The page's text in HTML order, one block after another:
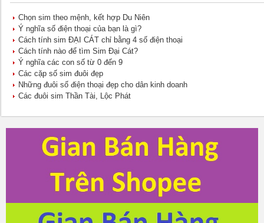
Chọn sim theo mệnh, kết hợp Du Niên
Ý nghĩa số điện thoại của bạn là gì?
Cách tính sim ĐẠI CÁT chỉ bằng 4 số điện thoại
Cách tính nào để tìm Sim Đại Cát?
Ý nghĩa các con số từ 0 đến 9
Các cặp số sim đuôi đẹp
Những đuôi số điện thoại đẹp cho dân kinh doanh
Các đuôi sim Thần Tài, Lộc Phát